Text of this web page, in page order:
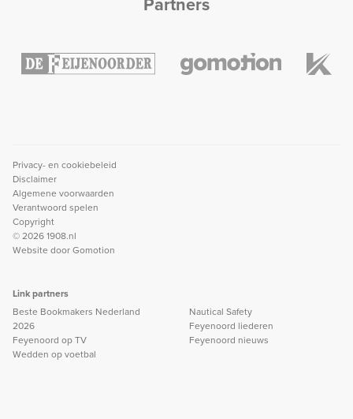
Privacy- en cookiebeleid
Disclaimer
Algemene voorwaarden
Verantwoord spelen
Copyright
© 2026 1908.nl
Website doorGomotion
Link partners
Beste Bookmakers Nederland
2026
Feyenoord op TV
Wedden op voetbal
Nautical Safety
Feyenoord liederen
Feyenoord nieuws